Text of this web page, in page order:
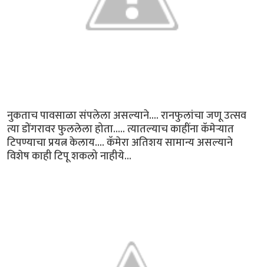
नुकताच पावसाळा संपलेला असल्याने.... रानफुलांचा जणू उत्सव
त्या डोंगरावर फुललेला होता..... त्यातल्याच काहींना कॅमेऱ्यात
टिपण्याचा प्रयत्न केलाय.... कॅमेरा अतिशय सामान्य असल्याने
विशेष काही टिपू शकलो नाहीये...